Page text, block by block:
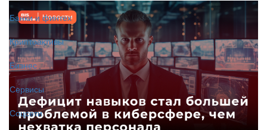
Банки и финтех
Криптоактивы
Бизнес
Сервисы
Соцсети